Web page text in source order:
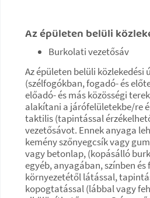
Az épületen belüli
Burkolati vezetősáv
Az épületen belüli közlekedési
(szélfogókban, fogadó- és
előadó- és más közösségi
alakítani a járófelületekbe/re
taktilis (tapintással
vezetősávot. Ennek anyaga
kemény szőnyegcsík vagy
vagy betonlap, (kopásálló
egyéb, anyagában, színben
környezetétől látással,
kopogtatással (lábbal vagy